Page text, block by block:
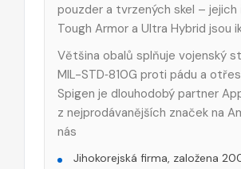
pouzder a tvrzených skel – jejich
Tough Armor a Ultra Hybrid jsou
Většina obalů splňuje vojenský
MIL-STD‑810G proti pádu a
Spigen je dlouhodobý partner
z nejprodávanějších značek na
nás
Jihokorejská firma, založena